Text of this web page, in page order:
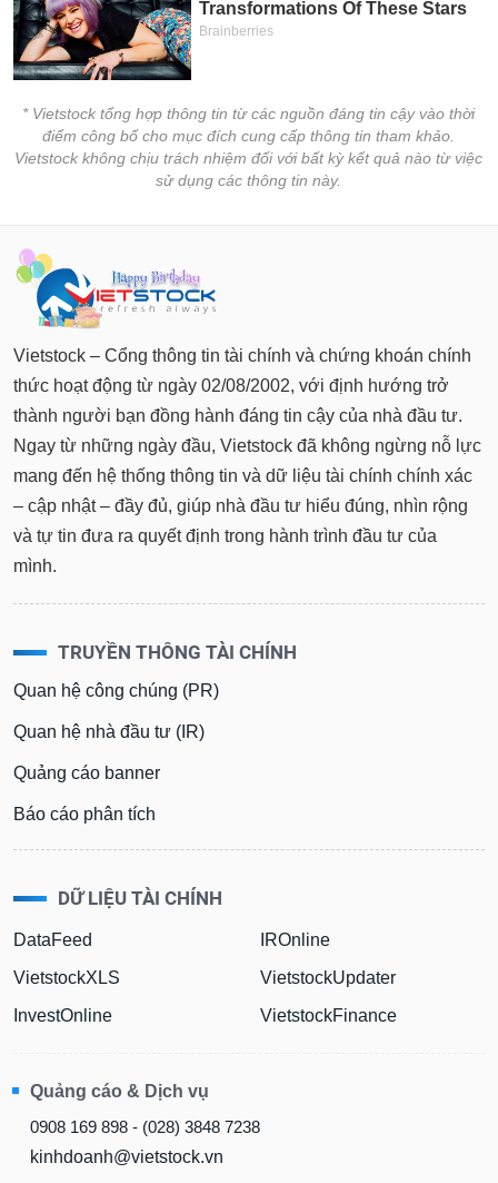
* Vietstock tổng hợp thông tin từ các nguồn đáng tin cậy vào thời
điểm công bố cho mục đích cung cấp thông tin tham khảo.
Vietstock không chịu trách nhiệm đối với bất kỳ kết quả nào từ việc
sử dụng các thông tin này.
Vietstock – Cổng thông tin tài chính và chứng khoán chính
thức hoạt động từ ngày 02/08/2002, với định hướng trở
thành người bạn đồng hành đáng tin cậy của nhà đầu tư.
Ngay từ những ngày đầu, Vietstock đã không ngừng nỗ lực
mang đến hệ thống thông tin và dữ liệu tài chính chính xác
– cập nhật – đầy đủ, giúp nhà đầu tư hiểu đúng, nhìn rộng
và tự tin đưa ra quyết định trong hành trình đầu tư của
mình.
TRUYỀN THÔNG TÀI CHÍNH
Quan hệ công chúng (PR)
Quan hệ nhà đầu tư (IR)
Quảng cáo banner
Báo cáo phân tích
DỮ LIỆU TÀI CHÍNH
DataFeed
VietstockXLS
InvestOnline
IROnline
VietstockUpdater
VietstockFinance
Quảng cáo & Dịch vụ
0908 169 898 - (028) 3848 7238
kinhdoanh@vietstock.vn
Công
đầu
Truyền
thông
chính
Dữ
liệu
tài
chính